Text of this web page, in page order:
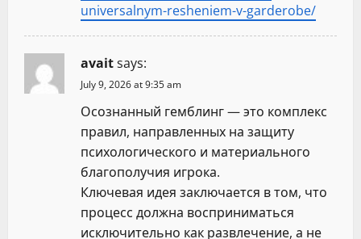
universalnym-resheniem-v-garderobe/
avaitsays:
July 9, 2026 at 9:35 am
Осознанный гемблинг — это комплекс
правил, направленных на защиту
психологического и материального
благополучия игрока.
Ключевая идея заключается в том, что
процесс должна восприниматься
исключительно как развлечение, а не